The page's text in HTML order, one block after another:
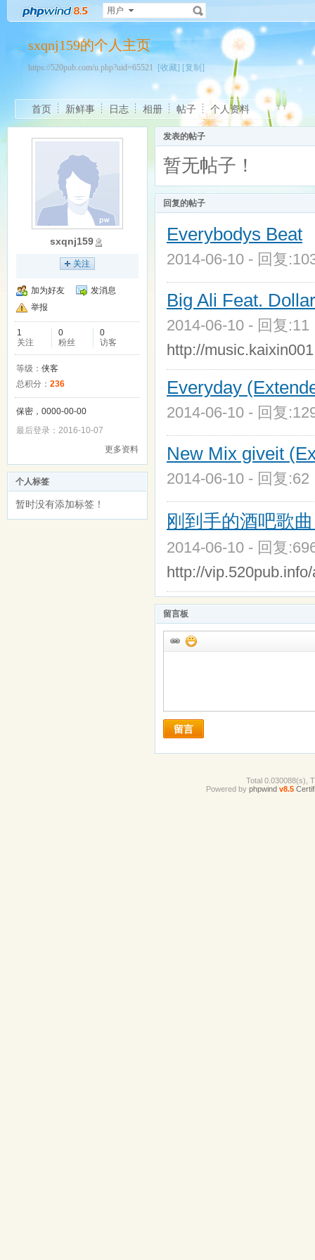
用户
sxqnj159的个人主页
https://520pub.com/u.php?uid=65521 [收藏] [复制]
首页 新鲜事 日志 相册 帖子 个人资料
sxqnj159
关注
加为好友
发消息
举报
1
关注
0
粉丝
0
访客
等级： 侠客
总积分： 236
保密，0000-00-00
最后登录：2016-10-07
更多资料
个人标签
暂时没有添加标签！
发表的帖子
暂无帖子！
回复的帖子
Everybodys Beat
2014-06-10 - 回复
Big Ali Feat.
2014-06-10 - 回复
http://
Everyday
2014-06-10 - 回复
New Mix giveit
2014-06-10 - 回复
刚到手的酒吧歌
2014-06-10 - 回复
http://
留言板
留言
Total 0.030088(s),
Powered by phpwind v8.5